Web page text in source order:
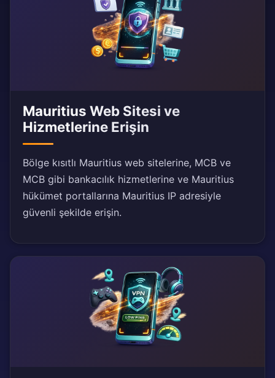
Mauritius Web Sitesi ve
Hizmetlerine Erişin
Bölge kısıtlı Mauritius web sitelerine, MCB ve
MCB gibi bankacılık hizmetlerine ve Mauritius
hükümet portallarına Mauritius IP adresiyle
güvenli şekilde erişin.